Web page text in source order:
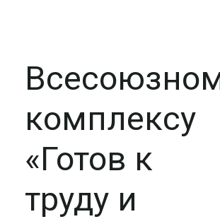
комплексу
«Готов к
труду и